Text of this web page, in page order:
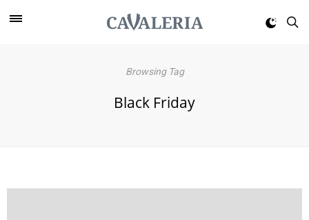
Browsing Tag
Black Friday